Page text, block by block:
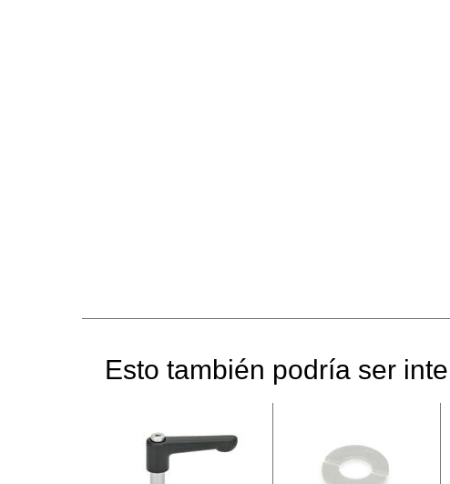
Esto también podría ser